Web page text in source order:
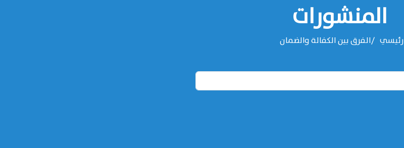
المنشورات
رئيسي الفرق بين الكفالة والضمان